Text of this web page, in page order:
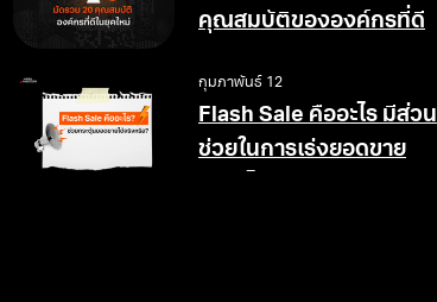
คุณสมบัติขององค์กรที่ดี
กุมภาพันธ์ 12
Flash Sale คืออะไร มีส่วน
ช่วยในการเร่งยอดขาย